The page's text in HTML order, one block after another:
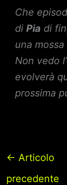
Che
di Pia di
una
Non vedo
evolverà
prossima
← Articolo
precedente